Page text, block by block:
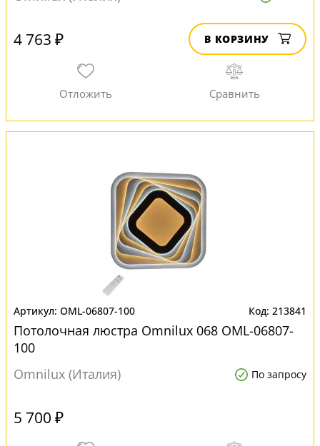
4 763 ₽ В КОРЗИНУ
OML-06807-100 213841
Потолочная люстра Omnilux 068 OML-06807-
100
Omnilux (Италия)
По запросу
5 700 ₽